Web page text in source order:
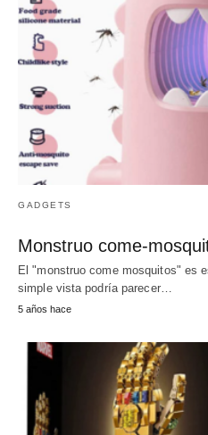
GADGETS
Monstruo come-
El "monstruo come mosquitos" es
simple vista podría parecer…
5 años hace